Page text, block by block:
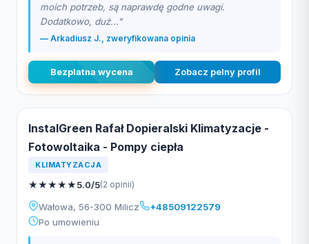
moich potrzeb, są naprawdę godne uwagi.
Dodatkowo, duż..."
— Arkadiusz J., zweryfikowana opinia
Bezplatna wycena Zobacz pelny profil
InstalGreen Rafał Dopieralski Klimatyzacje -
Fotowoltaika - Pompy ciepła
KLIMATYZACJA
★★★★★5.0/5(2 opinii)
Wałowa, 56-300 Milicz
+48509122579
Po umowieniu